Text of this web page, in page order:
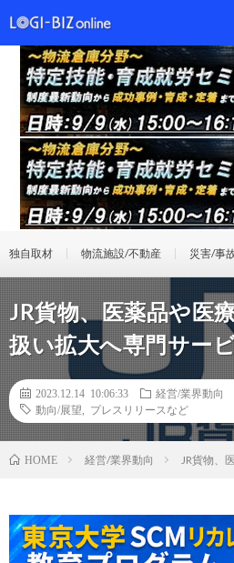
独自取材 物流施設/不動産 災害/事
JR貨物、医薬品や医
扱い拡大へ専門サー
2023.12.14 10:06:33
経営/業界動向
動向/展望
プレスリリースなど
HOME 経営/業界動向 JR貨物、